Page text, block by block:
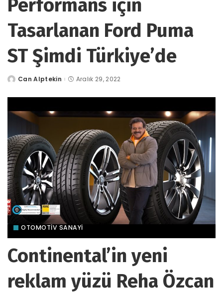
Performans için
Tasarlanan Ford Puma
ST Şimdi Türkiye’de
tarafından
Can Alptekin Aralık 29, 2022
OTOMOTIV SANAYI
Continental’in yeni
reklam yüzü Reha Özcan